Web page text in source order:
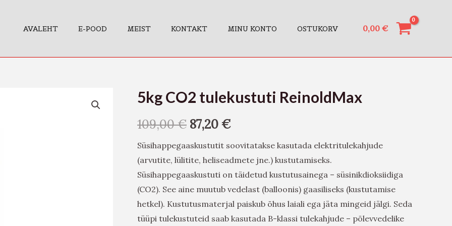
AVALEHT E-POOD MEIST KONTAKT MINU KONTO OSTUKORV 0,00 €
5kg CO2 tulekustuti ReinoldMax
109,00€ 87,20€
Süsihappegaaskustutit soovitatakse kasutada elektritulekahjude
(arvutite, lülitite, heliseadmete jne.) kustutamiseks.
Süsihappegaaskustuti on täidetud kustutusainega – süsinikdioksiidiga
(CO2). See aine muutub vedelast (balloonis) gaasiliseks (kustutamise
hetkel). Kustutusmaterjal paiskub õhus laiali ega jäta mingeid jälgi. Seda
tüüpi tulekustuteid saab kasutada B-klassi tulekahjude – põlevvedelike
5kg
tulekustuti